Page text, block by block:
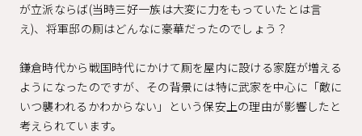
が立派ならば(当時三好一族は大変に力をもっていたとは言
え)、将軍邸の厠はどんなに豪華だったのでしょう？
鎌倉時代から戦国時代にかけて厠を屋内に設ける家庭が増える
ようになったのですが、その背景には特に武家を中心に「敵に
いつ襲われるかわからない」という保安上の理由が影響したと
考えられています。